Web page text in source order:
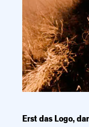
Erst das Logo,